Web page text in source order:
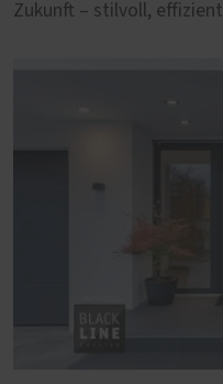
Zukunft – stilvoll,